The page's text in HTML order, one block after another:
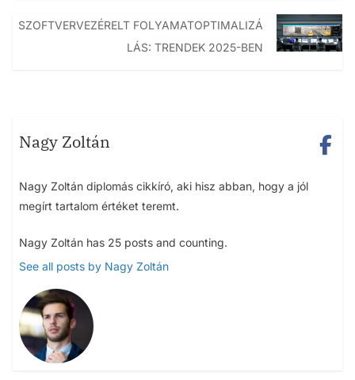
SZOFTVERVEZÉRELT FOLYAMATOPTIMALIZÁ
LÁS: TRENDEK 2025-BEN
Nagy Zoltán
Nagy Zoltán diplomás cikkíró, aki hisz abban, hogy a jól
megírt tartalom értéket teremt.
Nagy Zoltán has 25 posts and counting.
See all posts by Nagy Zoltán